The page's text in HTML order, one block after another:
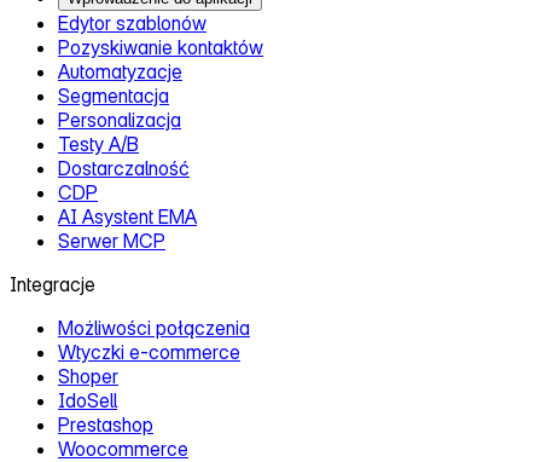
Edytor szablonów
Pozyskiwanie kontaktów
Automatyzacje
Segmentacja
Personalizacja
Testy A/B
Dostarczalność
CDP
AI Asystent EMA
Serwer MCP
Integracje
Możliwości połączenia
Wtyczki e‑commerce
Shoper
IdoSell
Prestashop
Woocommerce